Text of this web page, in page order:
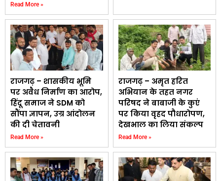
Read More »
राजगढ़ – शासकीय भूमि
पर अवैध निर्माण का आरोप,
हिंदू समाज ने SDM को
सौंपा ज्ञापन, उग्र आंदोलन
की दी चेतावनी
Read More »
राजगढ़ – अमृत हरित
अभियान के तहत नगर
परिषद ने बाबाजी के कुएं
पर किया वृहद पौधारोपण,
देखभाल का लिया संकल्प
Read More »